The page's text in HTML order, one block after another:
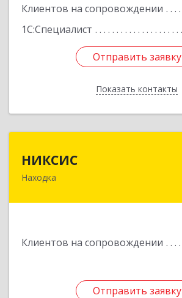
Клиентов на сопровождении
1С:Специалист
Отправить заявку
Показать контакты
Отправить заявку
Назад
НИКСИС
Находка
Клиентов на сопровождении
Отправить заявку
Отправить заявку